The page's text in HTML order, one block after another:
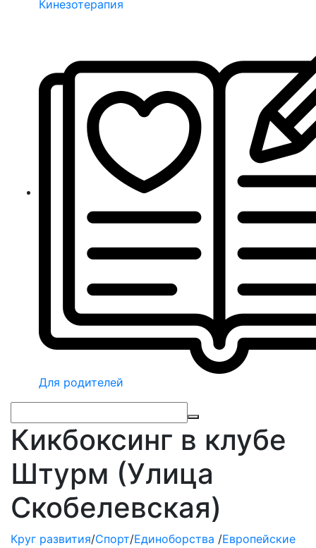
Кинезотерапия
Для родителей
Кикбоксинг в клубе
Штурм (Улица
Скобелевская)
Круг развития/Спорт/Единоборства /Европейские